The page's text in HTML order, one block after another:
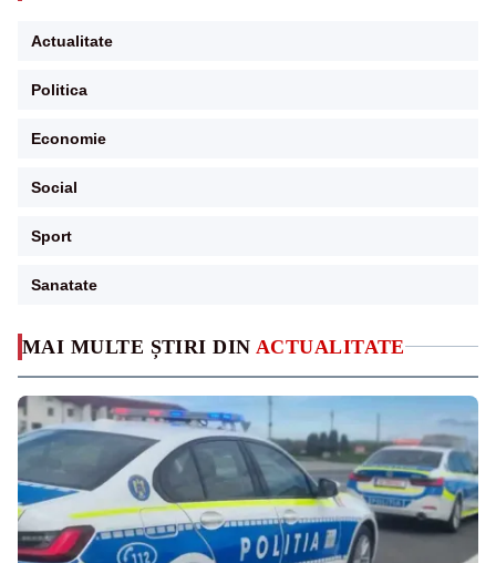
MAI MULTE ȘTIRI DIN ACTUALITATE
Actualitate
Politica
Economie
Social
Sport
Sanatate